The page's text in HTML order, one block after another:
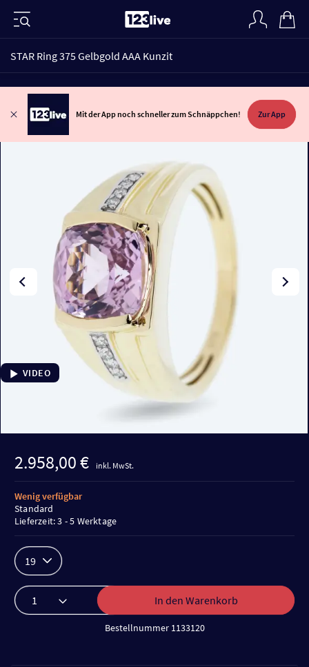
STAR Ring 375 Gelbgold AAA Kunzit
Mit der App noch schneller zum Schnäppchen! Zur App
VIDEO
2.958,00 € inkl. MwSt.
19
In den Warenkorb
Bestellnummer 1133120
Wenig verfügbar
Standard
Lieferzeit: 3 - 5 Werktage